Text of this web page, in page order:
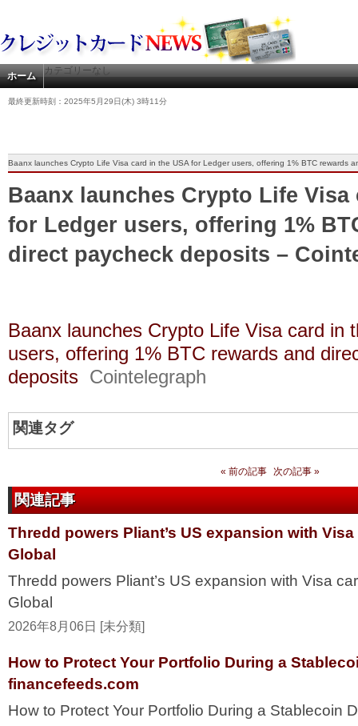
ホーム カテゴリーなし
最終更新時刻：2025年5月29日(木) 3時11分
Baanx launches Crypto Life Visa card in the USA for Ledger users, offering 1% BTC rewards
Baanx launches Crypto Life Visa
for Ledger users, offering 1%
direct paycheck deposits –
Baanx launches Crypto Life Visa card in
users, offering 1% BTC rewards and
deposits Cointelegraph
関連タグ
« 前の記事 次の記事 »
関連記事
Thredd powers Pliant’s US expansion with
Global
Thredd powers Pliant’s US expansion with Visa
Global
2026年8月06日 [未分類]
How to Protect Your Portfolio During a
financefeeds.com
How to Protect Your Portfolio During a Stablecoin